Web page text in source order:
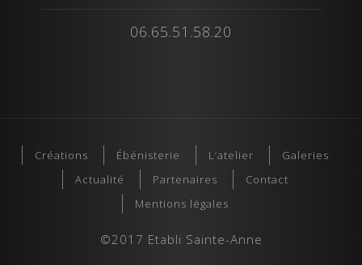
06.65.51.58.20
Créations Ébénisterie L’atelier
Galeries
Actualité
Partenaires
Contact
Mentions légales
©2017 Etabli Sainte-Anne